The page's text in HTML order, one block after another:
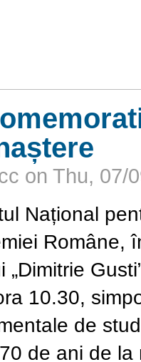
on Thu, 07/
Național
Române,
„Dimitrie
10.30,
de
de ani de